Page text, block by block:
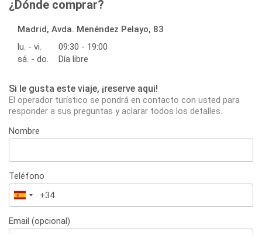
¿Dónde comprar?
Madrid, Avda. Menéndez Pelayo, 83
lu. - vi.
09:30 - 19:00
sá. - do.
Día libre
Si le gusta este viaje, ¡reserve aqui!
El operador turístico se pondrá en contacto con usted para
responder a sus preguntas y aclarar todos los detalles.
Nombre
Teléfono
España
+34
Email (opcional)